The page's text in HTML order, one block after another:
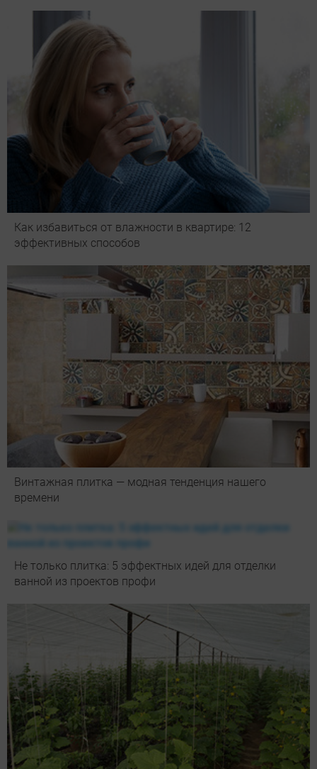
Как избавиться от влажности в квартире: 12
эффективных способов
Винтажная плитка — модная тенденция нашего
времени
Не только плитка: 5 эффектных идей для отделки
ванной из проектов профи